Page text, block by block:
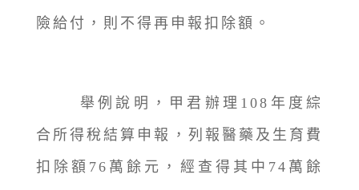
險給付，則不得再申報扣除額。
舉例說明，甲君辦理108年度綜
合所得稅結算申報，列報醫藥及生育費
扣除額76萬餘元，經查得其中74萬餘